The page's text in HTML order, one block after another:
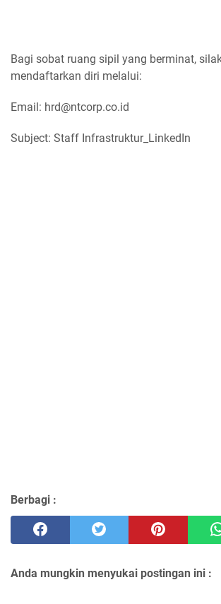
Bagi sobat ruang sipil yang berminat,
mendaftarkan diri melalui:
Email: hrd@ntcorp.co.id
Subject: Staff Infrastruktur_LinkedIn
Berbagi :
Anda mungkin menyukai postingan ini :